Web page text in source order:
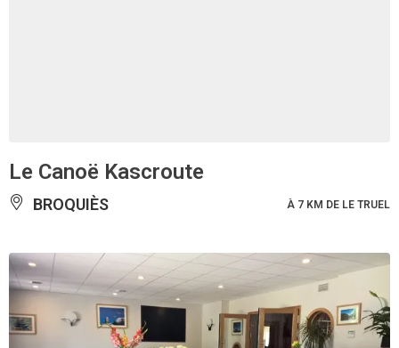
Le Canoë Kascroute
BROQUIÈS À 7 KM DE LE TRUEL